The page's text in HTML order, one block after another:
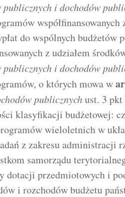
i dochodów
współfinansowanych
do wspólnych budżetów
z udziałem
i dochodów
o których mowa w
publicznychust. 3
klasyfikacji budżetowej:
wieloletnich w
z zakresu administracji
samorządu
dotacji przedmiotowych i
i rozchodów budżetu